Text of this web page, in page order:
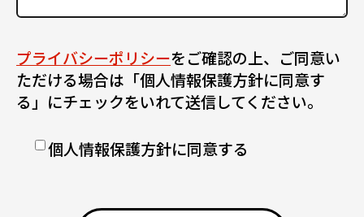
プライバシーポリシーをご確認の上、ご同意い
ただける場合は「個人情報保護方針に同意す
る」にチェックをいれて送信してください。
個人情報保護方針に同意する